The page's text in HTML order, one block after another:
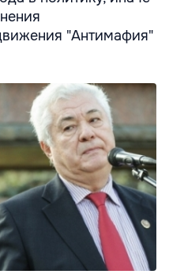
"Антимафия"